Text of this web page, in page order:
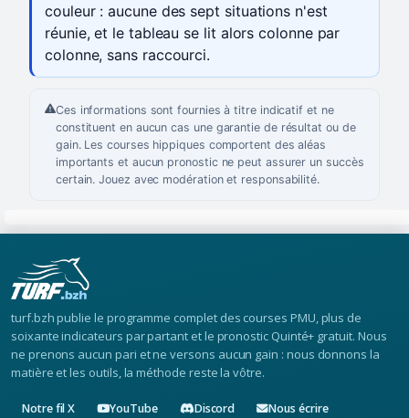
couleur : aucune des sept situations n'est
réunie, et le tableau se lit alors colonne par
colonne, sans raccourci.
Ces informations sont fournies à titre indicatif et ne
constituent en aucun cas une garantie de résultat ou de
gain. Les courses hippiques comportent des aléas
importants et aucun pronostic ne peut assurer un succès
certain. Jouez avec modération et responsabilité.
turf.bzh publie le programme complet des courses PMU, plus de
soixante indicateurs par partant et le pronostic Quinté+ gratuit. Nous
ne prenons aucun pari et ne versons aucun gain : nous donnons la
matière et les outils, la méthode reste la vôtre.
Notre fil X YouTube Discord Nous écrire